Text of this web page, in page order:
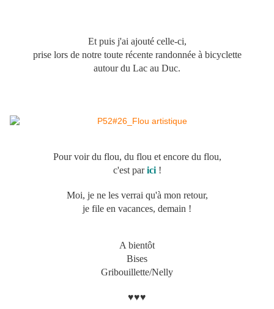
Et puis j'ai ajouté celle-ci,
prise lors de notre toute récente randonnée à bicyclette
autour du Lac au Duc.
Pour voir du flou, du flou et encore du flou,
c'est parici !
Moi, je ne les verrai qu'à mon retour,
je file en vacances, demain !
A bientôt
Bises
Gribouillette/Nelly
♥♥♥